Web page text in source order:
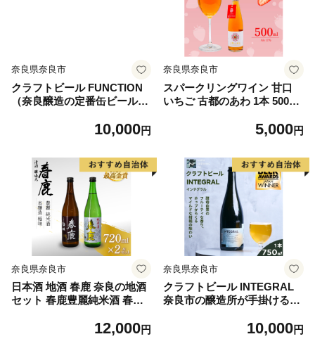
奈良県奈良市
クラフトビール FUNCTION
（奈良醸造の定番缶ビール）
10,000円
奈良県奈良市
スパークリングワイン 甘口
いちご 古都のあわ 1本 500ml
ワイン 古都華 ことか 100％
おすすめ デザートワイン ア
ペリティフ パーティ 誕生日
お祝い プレゼント ギフト 贈
り物 株式会社泉屋 奈良県 奈
5,000円
奈良県奈良市
日本酒 地酒 春鹿 奈良の地酒
セット 春鹿豊麗純米酒 春鹿
比べ お歳暮 家飲み 宅飲み 飲
12,000円
奈良県奈良市
クラフトビール INTEGRAL
奈良市の醸造所が手掛けるセ
750ml クラフト ビール セゾ
10,000円